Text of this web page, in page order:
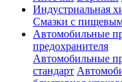
Индустриальная
Смазки с
Автомобильные
предохранителя
Автомобильные
стандарт